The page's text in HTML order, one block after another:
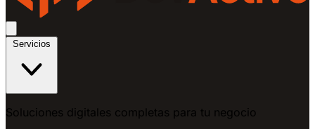
Servicios
Soluciones digitales completas para tu negocio